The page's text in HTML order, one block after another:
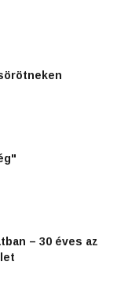
– 30 éves az